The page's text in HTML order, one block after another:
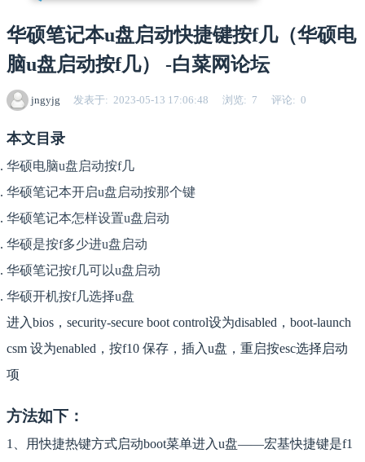
华硕笔记本u盘启动快捷键按f几（华硕电
脑u盘启动按f几） -白菜网论坛
jngyjg 发表于 2023-05-13 17:06:48 浏览 7 评论 0
本文目录
华硕电脑u盘启动按f几
华硕笔记本开启u盘启动按那个键
华硕笔记本怎样设置u盘启动
华硕是按f多少进u盘启动
华硕笔记按f几可以u盘启动
华硕开机按f几选择u盘
进入bios，security-secure boot control设为disabled，boot-launch
csm 设为enabled，按f10 保存，插入u盘，重启按esc选择启动
项
方法如下：
1、用快捷热键方式启动boot菜单进入u盘——宏基快捷键是f1